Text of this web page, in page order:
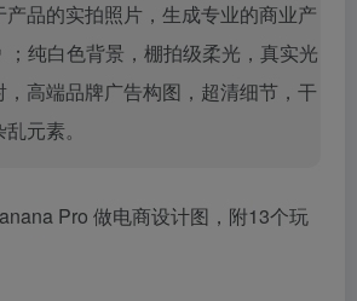
品的实拍照片，生成专业的商业产
；纯白色背景，棚拍级柔光，真实光
，高端品牌广告构图，超清细节，干
元素。